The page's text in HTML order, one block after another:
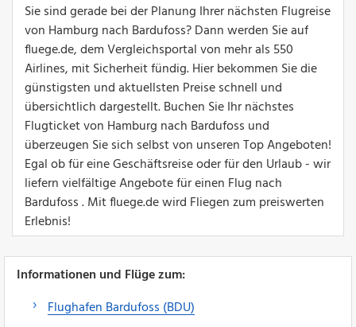
Sie sind gerade bei der Planung Ihrer nächsten Flugreise
von Hamburg nach Bardufoss? Dann werden Sie auf
fluege.de, dem Vergleichsportal von mehr als 550
Airlines, mit Sicherheit fündig. Hier bekommen Sie die
günstigsten und aktuellsten Preise schnell und
übersichtlich dargestellt. Buchen Sie Ihr nächstes
Flugticket von Hamburg nach Bardufoss und
überzeugen Sie sich selbst von unseren Top Angeboten!
Egal ob für eine Geschäftsreise oder für den Urlaub - wir
liefern vielfältige Angebote für einen Flug nach
Bardufoss . Mit fluege.de wird Fliegen zum preiswerten
Erlebnis!
Informationen und Flüge zum:
Flughafen Bardufoss (BDU)